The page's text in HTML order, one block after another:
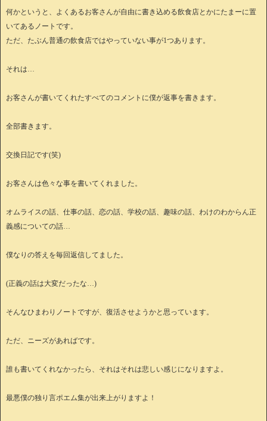
何かというと、よくあるお客さんが自由に書き込める飲食店とかにたまーに置
いてあるノートです。
ただ、たぶん普通の飲食店ではやっていない事が1つあります。
それは…
お客さんが書いてくれたすべてのコメントに僕が返事を書きます。
全部書きます。
交換日記です(笑)
お客さんは色々な事を書いてくれました。
オムライスの話、仕事の話、恋の話、学校の話、趣味の話、わけのわからん正
義感についての話…
僕なりの答えを毎回返信してました。
(正義の話は大変だったな…)
そんなひまわりノートですが、復活させようかと思っています。
ただ、ニーズがあればです。
誰も書いてくれなかったら、それはそれは悲しい感じになりますよ。
最悪僕の独り言ポエム集が出来上がりますよ！